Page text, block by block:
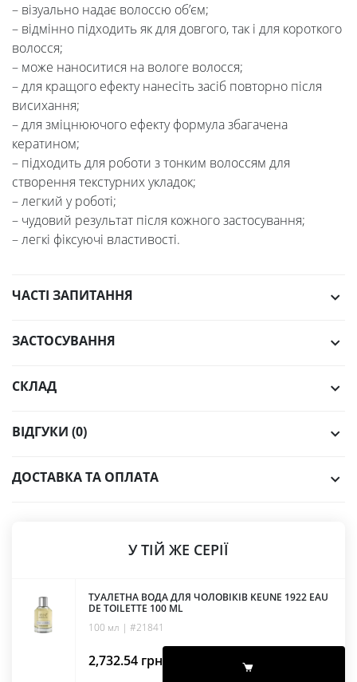
– візуально надає волоссю об’єм;
– відмінно підходить як для довгого, так і для короткого
волосся;
– може наноситися на вологе волосся;
– для кращого ефекту нанесіть засіб повторно після
висихання;
– для зміцнюючого ефекту формула збагачена
кератином;
– підходить для роботи з тонким волоссям для
створення текстурних укладок;
– легкий у роботі;
– чудовий результат після кожного застосування;
– легкі фіксуючі властивості.
ЧАСТІ ЗАПИТАННЯ
ЗАСТОСУВАННЯ
СКЛАД
ВІДГУКИ (0)
ДОСТАВКА ТА ОПЛАТА
У ТІЙ ЖЕ СЕРІЇ
ТУАЛЕТНА ВОДА ДЛЯ ЧОЛОВІКІВ KEUNE 1922 EAU
DE TOILETTE 100 ML
100 мл | #21841
2,732.54 грн